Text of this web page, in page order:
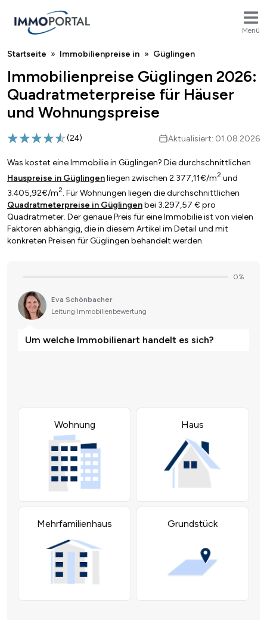
Menü
Breadcrumb
Startseite Immobilienpreise in Güglingen
Immobilienpreise Güglingen 2026:
Quadratmeterpreise für Häuser
und Wohnungspreise
(24) Aktualisiert: 01.08.2026
Was kostet eine Immobilie in Güglingen? Die durchschnittlichen
Hauspreise in Güglingenliegen zwischen 2.377,11€/m2 und
3.405,92€/m2. Für Wohnungen liegen die durchschnittlichen
Quadratmeterpreise in Güglingenbei 3.297,57 € pro
Quadratmeter. Der genaue Preis für eine Immobilie ist von vielen
Faktoren abhängig, die in diesem Artikel im Detail und mit
konkreten Preisen für Güglingen behandelt werden.